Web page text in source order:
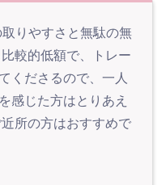
りやすさと無駄の無
較的低額で、トレー
くださるので、一人
感じた方はとりあえ
所の方はおすすめで